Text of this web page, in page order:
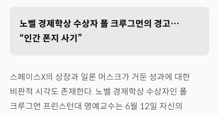
노벨 경제학상 수상자 폴 크루그먼의 경고…
“인간 폰지 사기”
스페이스X의 상장과 일론 머스크가 거둔 성과에 대한
비판적 시각도 존재한다. 노벨 경제학상 수상자인 폴
크루그먼 프린스턴대 명예교수는 6월 12일 자신의